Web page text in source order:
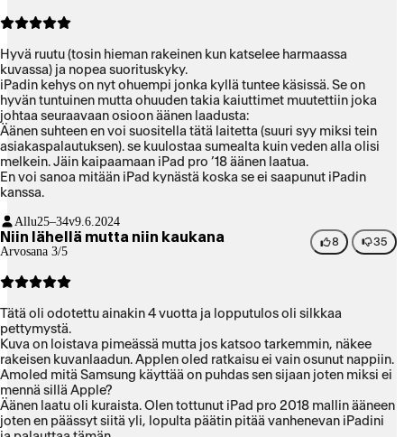
Hyvä ruutu (tosin hieman rakeinen kun katselee harmaassa
kuvassa) ja nopea suorituskyky.
iPadin kehys on nyt ohuempi jonka kyllä tuntee käsissä. Se on
hyvän tuntuinen mutta ohuuden takia kaiuttimet muutettiin joka
johtaa seuraavaan osioon äänen laadusta:
Äänen suhteen en voi suositella tätä laitetta (suuri syy miksi tein
asiakaspalautuksen). se kuulostaa sumealta kuin veden alla olisi
melkein. Jäin kaipaamaan iPad pro ’18 äänen laatua.
En voi sanoa mitään iPad kynästä koska se ei saapunut iPadin
kanssa.
Allu25–34v9.6.2024
Niin lähellä mutta niin kaukana
Arvosana 3/5
8 35
Tätä oli odotettu ainakin 4 vuotta ja lopputulos oli silkkaa
pettymystä.
Kuva on loistava pimeässä mutta jos katsoo tarkemmin, näkee
rakeisen kuvanlaadun. Applen oled ratkaisu ei vain osunut nappiin.
Amoled mitä Samsung käyttää on puhdas sen sijaan joten miksi ei
mennä sillä Apple?
Äänen laatu oli kuraista. Olen tottunut iPad pro 2018 mallin ääneen
joten en päässyt siitä yli, lopulta päätin pitää vanhenevan iPadini